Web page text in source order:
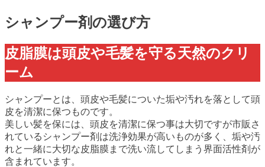
シャンプー剤の選び方
皮脂膜は頭皮や毛髪を守る天然のクリ
ーム
シャンプーとは、頭皮や毛髪についた垢や汚れを落として頭
皮を清潔に保つものです。
美しい髪を保には、頭皮を清潔に保つ事は大切ですが市販さ
れているシャンプー剤は洗浄効果が高いものが多く、垢や汚
れと一緒に大切な皮脂膜まで洗い流してしまう界面活性剤が
含まれています。